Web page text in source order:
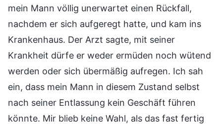
mein Mann völlig unerwartet einen Rückfall,
nachdem er sich aufgeregt hatte, und kam ins
Krankenhaus. Der Arzt sagte, mit seiner
Krankheit dürfe er weder ermüden noch wütend
werden oder sich übermäßig aufregen. Ich sah
ein, dass mein Mann in diesem Zustand selbst
nach seiner Entlassung kein Geschäft führen
könnte. Mir blieb keine Wahl, als das fast fertig